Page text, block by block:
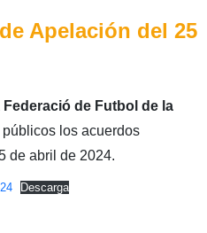
Apelación del 25
Federació de Futbol de la
los acuerdos
de abril de 2024.
Descarga